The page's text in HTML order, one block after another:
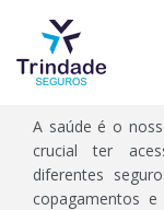
RAMO SAÚDE -
A saúde é o
crucial ter
diferentes
copagamentos